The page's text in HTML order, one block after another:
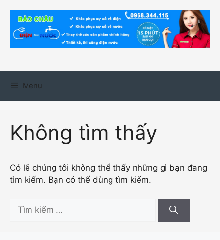
dung
Menu
Không tìm thấy
Có lẽ chúng tôi không thể thấy những gì bạn đang
tìm kiếm. Bạn có thể dùng tìm kiếm.
Tìm